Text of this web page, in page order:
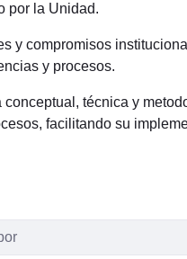
por la Unidad.
y compromisos
y procesos.
técnica y
facilitando su